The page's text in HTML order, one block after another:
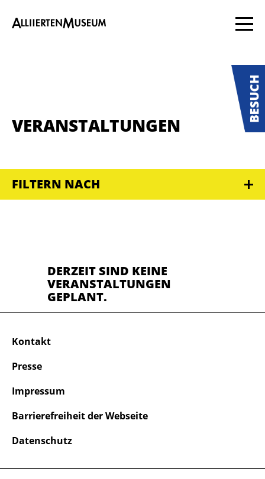
VERANSTALTUNGEN
FILTERN NACH
DERZEIT SIND KEINE
VERANSTALTUNGEN
GEPLANT.
Kontakt
Presse
Impressum
Barrierefreiheit der Webseite
Datenschutz